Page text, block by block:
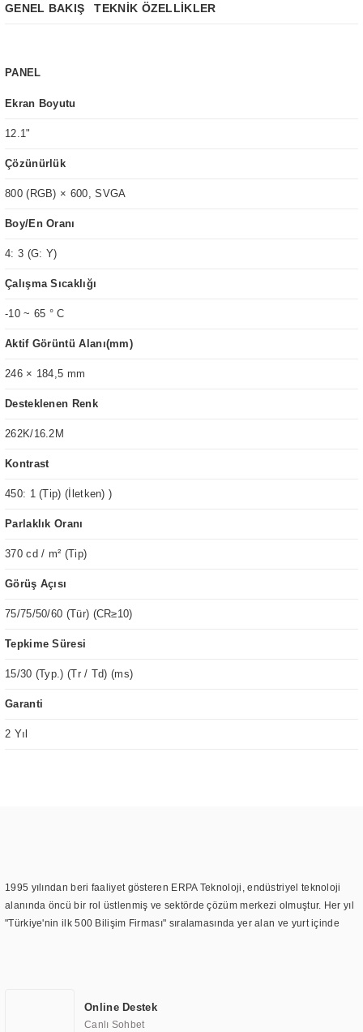
GENEL BAKIŞ TEKNİK ÖZELLİKLER
PANEL
Ekran Boyutu
12.1"
Çözünürlük
800 (RGB) × 600, SVGA
Boy/En Oranı
4: 3 (G: Y)
Çalışma Sıcaklığı
-10 ~ 65 ° C
Aktif Görüntü Alanı(mm)
246 × 184,5 mm
Desteklenen Renk
262K/16.2M
Kontrast
450: 1 (Tip) (İletken) )
Parlaklık Oranı
370 cd / m² (Tip)
Görüş Açısı
75/75/50/60 (Tür) (CR≥10)
Tepkime Süresi
15/30 (Typ.) (Tr / Td) (ms)
Garanti
2 Yıl
1995 yılından beri faaliyet gösteren ERPA Teknoloji, endüstriyel teknoloji
alanında öncü bir rol üstlenmiş ve sektörde çözüm merkezi olmuştur. Her yıl
"Türkiye'nin ilk 500 Bilişim Firması" sıralamasında yer alan ve yurt içinde
TOCHI markası altında kendi ürettiği ürünlerde kullanmıştır. Günümüzde
Online Destek
Canlı Sohbet